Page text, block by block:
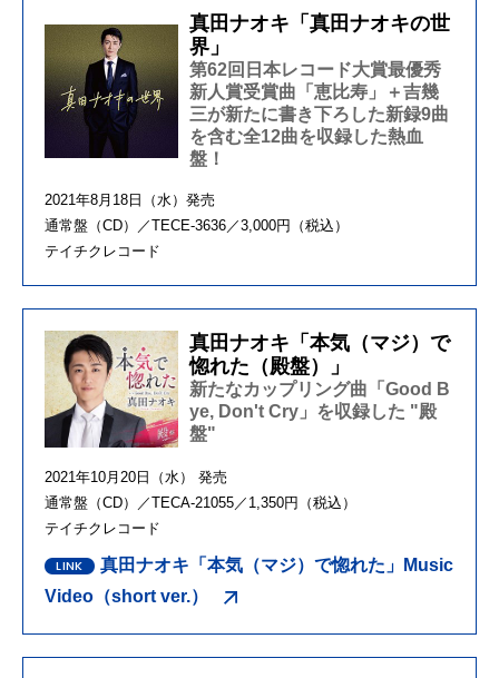
真田ナオキ「真田ナオキの世
界」
第62回日本レコード大賞最優秀
新人賞受賞曲「恵比寿」＋吉幾
三が新たに書き下ろした新録9曲
を含む全12曲を収録した熱血
盤！
2021年8月18日（水）発売
通常盤（CD）／TECE-3636／3,000円（税込）
テイチクレコード
真田ナオキ「本気（マジ）で
惚れた（殿盤）」
新たなカップリング曲「Good B
ye, Don't Cry」を収録した "殿
盤"
2021年10月20日（水） 発売
通常盤（CD）／TECA-21055／1,350円（税込）
テイチクレコード
真田ナオキ「本気（マジ）で惚れた」Music
Video（short ver.）